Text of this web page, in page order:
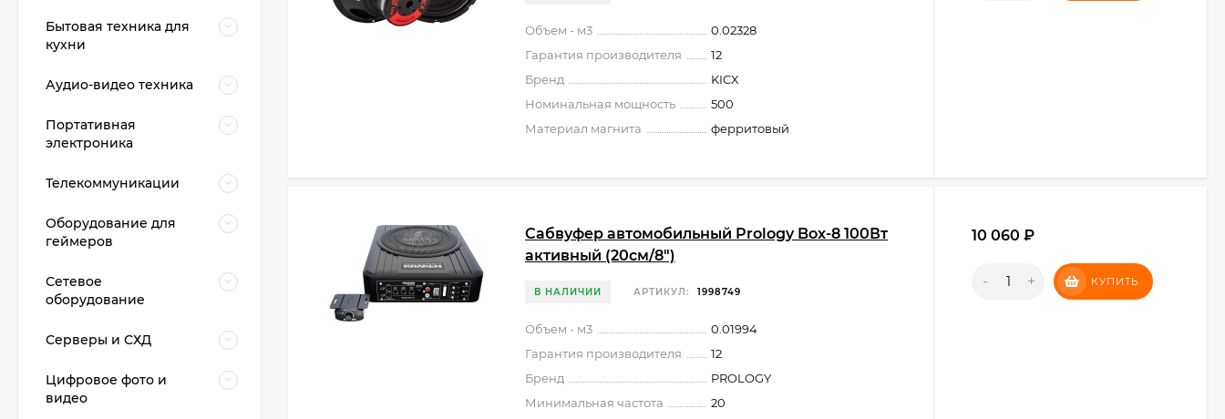
Объем - м3
0.02328
Гарантия производителя
12
Бренд
KICX
Номинальная мощность
500
Материал магнита
ферритовый
Сабвуфер автомобильный Prology Box-8 100Вт
активный (20см/8")
В НАЛИЧИИ АРТИКУЛ: 1998749
Объем - м3
0.01994
Гарантия производителя
12
Бренд
PROLOGY
Минимальная частота
20
10 060 ₽
- + КУПИТЬ
Бытовая техника для
кухни
Аудио-видео техника
Портативная
электроника
Телекоммуникации
Оборудование для
геймеров
Сетевое
оборудование
Серверы и СХД
Цифровое фото и
видео